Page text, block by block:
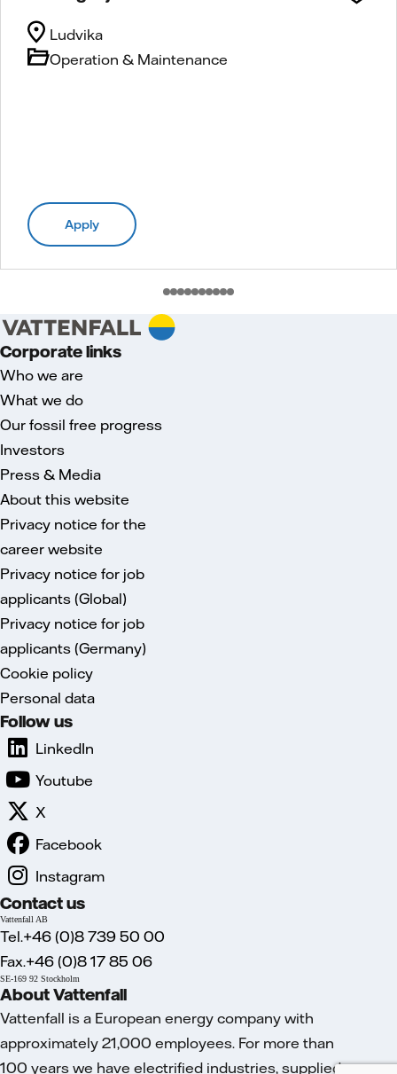
Operation & Maintenance
Ludvika
Apply
Corporate links
Who we are
What we do
Our fossil free progress
Investors
Press & Media
About this website
Privacy notice for the
career website
Privacy notice for job
applicants (Global)
Privacy notice for job
applicants (Germany)
Cookie policy
Personal data
Follow us
LinkedIn
Youtube
X
Facebook
Instagram
Contact us
Vattenfall AB
Tel.+46 (0)8 739 50 00
Fax.+46 (0)8 17 85 06
SE-169 92 Stockholm
About Vattenfall
Vattenfall is a European energy company with
approximately 21,000 employees. For more than
100 years we have electrified industries, supplied